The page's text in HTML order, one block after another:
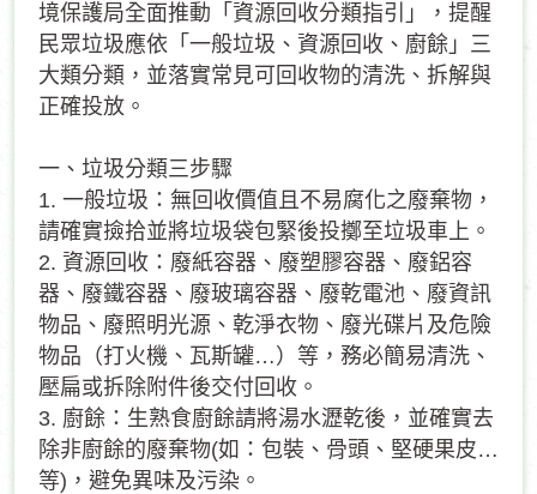
境保護局全面推動「資源回收分類指引」，提醒
民眾垃圾應依「一般垃圾、資源回收、廚餘」三
大類分類，並落實常見可回收物的清洗、拆解與
正確投放。
一、垃圾分類三步驟
1. 一般垃圾：無回收價值且不易腐化之廢棄物，
請確實撿拾並將垃圾袋包緊後投擲至垃圾車上。
2. 資源回收：廢紙容器、廢塑膠容器、廢鋁容
器、廢鐵容器、廢玻璃容器、廢乾電池、廢資訊
物品、廢照明光源、乾淨衣物、廢光碟片及危險
物品（打火機、瓦斯罐…）等，務必簡易清洗、
壓扁或拆除附件後交付回收。
3. 廚餘：生熟食廚餘請將湯水瀝乾後，並確實去
除非廚餘的廢棄物(如：包裝、骨頭、堅硬果皮…
等)，避免異味及污染。